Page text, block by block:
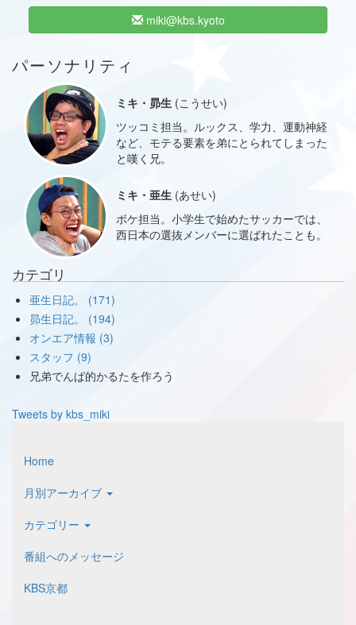
miki@kbs.kyoto
パーソナリティ
ミキ・昴生 (こうせい)
ツッコミ担当。ルックス、学力、運動神経
など、モテる要素を弟にとられてしまった
と嘆く兄。
ミキ・亜生 (あせい)
ボケ担当。小学生で始めたサッカーでは、
西日本の選抜メンバーに選ばれたことも。
カテゴリ
亜生日記。 (171)
昴生日記。 (194)
オンエア情報 (3)
スタッフ (9)
兄弟でんぱ的かるたを作ろう
Tweets by kbs_miki
Home
月別アーカイブ
カテゴリー
番組へのメッセージ
KBS京都